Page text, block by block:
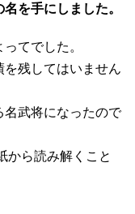
を手にしました。
てでした。
を残してはいません
名武将になったので
から読み解くこと